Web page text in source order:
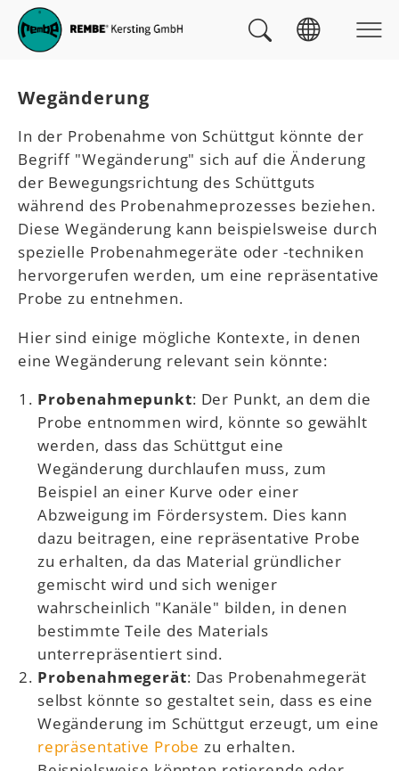
Skip to main navigation
zum Inhalt
Skip to page footer
Wegänderung
In der Probenahme von Schüttgut könnte der
Begriff "Wegänderung" sich auf die Änderung
der Bewegungsrichtung des Schüttguts
während des Probenahmeprozesses beziehen.
Diese Wegänderung kann beispielsweise durch
spezielle Probenahmegeräte oder -techniken
hervorgerufen werden, um eine repräsentative
Probe zu entnehmen.
Hier sind einige mögliche Kontexte, in denen
eine Wegänderung relevant sein könnte:
Probenahmepunkt: Der Punkt, an dem die
Probe entnommen wird, könnte so gewählt
werden, dass das Schüttgut eine
Wegänderung durchlaufen muss, zum
Beispiel an einer Kurve oder einer
Abzweigung im Fördersystem. Dies kann
dazu beitragen, eine repräsentative Probe
zu erhalten, da das Material gründlicher
gemischt wird und sich weniger
wahrscheinlich "Kanäle" bilden, in denen
bestimmte Teile des Materials
unterrepräsentiert sind.
Probenahmegerät: Das Probenahmegerät
selbst könnte so gestaltet sein, dass es eine
Wegänderung im Schüttgut erzeugt, um eine
repräsentative Probe zu erhalten.